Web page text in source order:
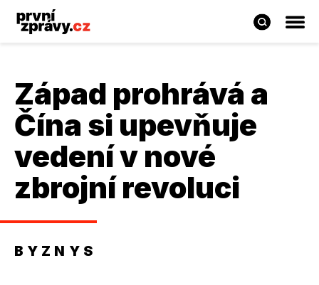
Západ prohrává a
Čína si upevňuje
vedení v nové
zbrojní revoluci
BYZNYS